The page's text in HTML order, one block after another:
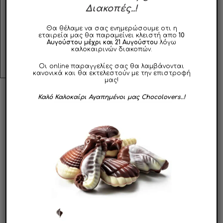
σε συνδυασμό με γέμιση πραλίνας Μπισκότου και
Φυλάσσεται σε δροσερό και ξηρό μέρος, μακριά από
εστίες θερμότητας.
Αυτό
Διακοπές..!
Θα θέλαμε να σας ενημερώσουμε οτι η
εταιρεία μας θα παραμείνει κλειστή απο 10
Αυγούστου μέχρι και 21 Αυγούστου λόγω
καλοκαιρινών διακοπών.
Οι online παραγγελίες σας θα λαμβάνονται
κανονικά και θα εκτελεστούν με την επιστροφή
μας!
Καλό Καλοκαίρι Αγαπημένοι μας Chocolovers..!